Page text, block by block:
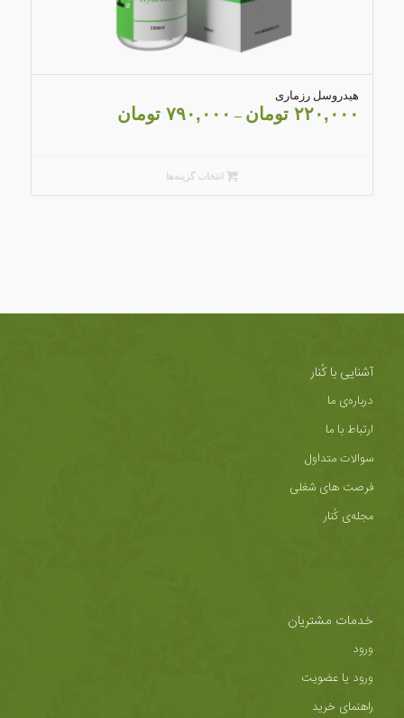
4.03
هیدروسل رزماری
۲۲۰,۰۰۰ تومان – ۷۹۰,۰۰۰ تومان
انتخاب گزینه‌ها
آشنایی با کُنار
درباره‌ی ما
ارتباط با ما
سوالات متداول
فرصت های شغلی
مجله‌ی کُنار
خدمات مشتریان
ورود
ورود یا عضویت
راهنمای خرید